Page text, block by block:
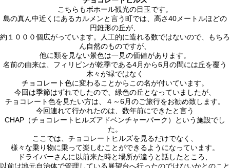
こちらもボホール観光の目玉です。
島の真ん中近くにあるカルメンと言う町では、高さ40メートルほどの
円錐形の丘が、
約１０００個広がっています。人工的に造れる数ではないので、もちろ
ん自然のものですが、
他に類を見ない景色は一見の価値があります。
名前の由来は、フィリピンが乾季である4月から6月の間には丘を覆う
木々が緑ではなく
チョコレート色に変わることからこの名が付いています。
今回は季節はずれでしたので、緑色の丘となっていましたが、
チョコレート色を見たい方は、４～6月のご旅行をお勧め致します。
今回連れて行かれたのは、数年前にできたと言う
CHAP（チョコレートヒルズアドベンチャーパーク）という施設でし
た。
ここでは、チョコレートヒルズを見るだけでなく、
様々な乗り物に乗って楽しむことができるようになっています。
ドライバーさんに以前来た時と場所が違うと話したところ、
以前は地元自治体で管理している展望台へ行ったのではないかとのこと